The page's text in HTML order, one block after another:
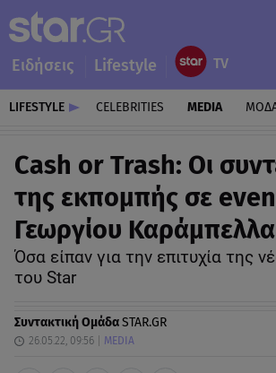
Ειδήσεις Lifestyle
LIFESTYLE CELEBRITIES MEDIA
Cash or Trash: Οι
της εκπομπής σε
Γεωργίου Καράμπελλα
Όσα είπαν για την επιτυχία της
του Star
Συντακτική ΟμάδαSTAR.GR
26.05.22, 09:56 MEDIA